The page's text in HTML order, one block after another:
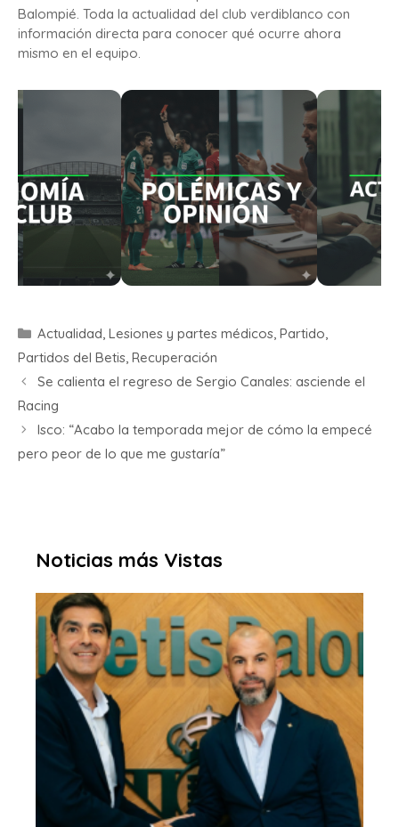
Balompié. Toda la actualidad del club verdiblanco con
información directa para conocer qué ocurre ahora
mismo en el equipo.
Actualidad Lesiones y partes médicos Partido
Partidos del Betis Recuperación
Se calienta el regreso de Sergio Canales: asciende el
Racing
Isco: “Acabo la temporada mejor de cómo la empecé
pero peor de lo que me gustaría”
Noticias más Vistas